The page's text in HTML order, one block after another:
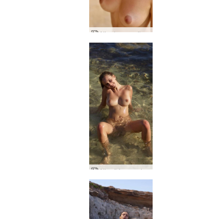
Alisa luonnon ihme
Alisa Ibizan auringonlasku